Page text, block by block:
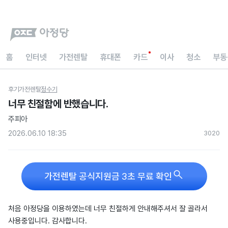
홈 인터넷 가전렌탈 휴대폰 카드 이사 청소 부
후기가전렌탈정수기
너무 친절함에 반했습니다.
주피아
2026.06.10 18:35
3020
가전렌탈 공식지원금 3초 무료 확인 
처음 아정당을 이용하였는데 너무 친절하게 안내해주셔서 잘 골라서
사용중입니다. 감사합니다.